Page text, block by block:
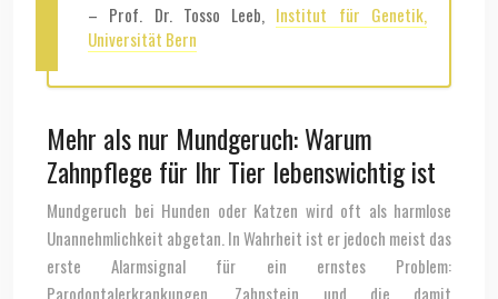
– Prof. Dr. Tosso Leeb, Institut für Genetik,
Universität Bern
Mehr als nur Mundgeruch: Warum
Zahnpflege für Ihr Tier lebenswichtig ist
Mundgeruch bei Hunden oder Katzen wird oft als harmlose
Unannehmlichkeit abgetan. In Wahrheit ist er jedoch meist das
erste Alarmsignal für ein ernstes Problem:
Parodontalerkrankungen. Zahnstein und die damit